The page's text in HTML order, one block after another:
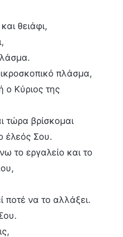
θειάφι,
πλάσμα,
ο Κύριος της
τώρα βρίσκομαι
έλεός Σου.
το εργαλείο και το
ποτέ να το αλλάξει.